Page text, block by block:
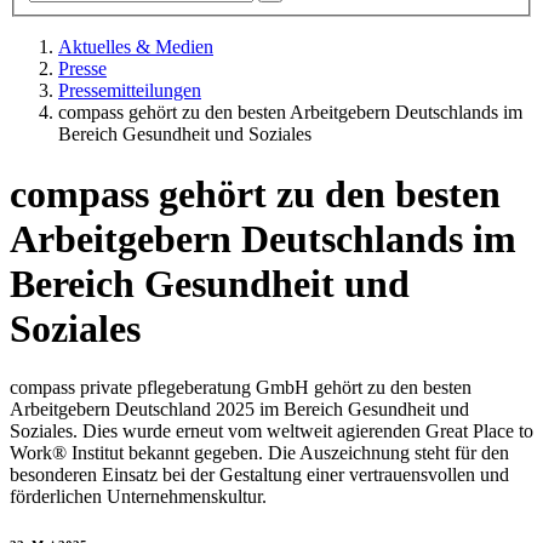
Aktuelles & Medien
Presse
Pressemitteilungen
compass gehört zu den besten Arbeitgebern Deutschlands im
Bereich Gesundheit und Soziales
compass gehört zu den besten
Arbeitgebern Deutschlands im
Bereich Gesundheit und
Soziales
compass private pflegeberatung GmbH gehört zu den besten
Arbeitgebern Deutschland 2025 im Bereich Gesundheit und
Soziales. Dies wurde erneut vom weltweit agierenden Great Place to
Work® Institut bekannt gegeben. Die Auszeichnung steht für den
besonderen Einsatz bei der Gestaltung einer vertrauensvollen und
förderlichen Unternehmenskultur.